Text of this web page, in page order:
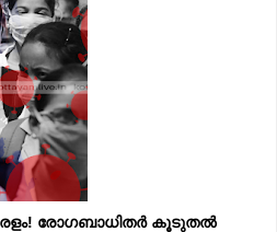
രോഗബാധിതർ കൂടുതൽ